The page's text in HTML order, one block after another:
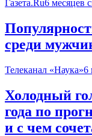
Газета.Ru6 месяцев
среди
Телеканал «Наука»6
Холодный
года по
и с чем